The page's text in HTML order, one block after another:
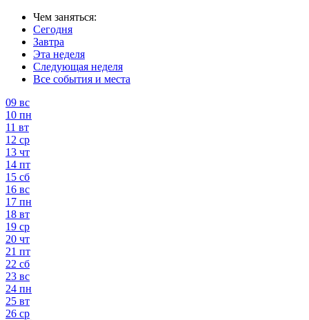
Чем заняться:
Сегодня
Завтра
Эта неделя
Следующая неделя
Все события и места
09 вс
10 пн
11 вт
12 ср
13 чт
14 пт
15 сб
16 вс
17 пн
18 вт
19 ср
20 чт
21 пт
22 сб
23 вс
24 пн
25 вт
26 ср